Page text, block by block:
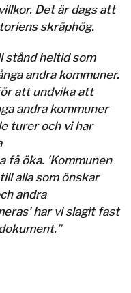
Det är dags att
skräphög.
heltid som
andra kommuner.
att undvika att
andra kommuner
turer och vi har
få öka. ’Kommunen
alla som önskar
andra
har vi slagit fast